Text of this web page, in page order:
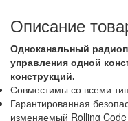
Описание
Одноканальный
управления одной
конструкций.
Совместимы со всеми
Гарантированная
изменяемый Rolling